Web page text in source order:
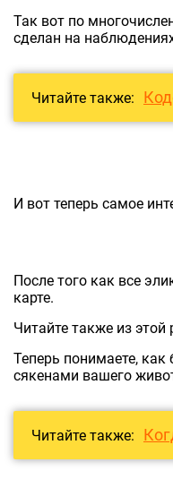
Так вот по
сделан на
Читайте также:
И вот теперь самое
После того как все
карте.
Читайте также из этой
Теперь понимаете,
сякенами вашего
Читайте также: